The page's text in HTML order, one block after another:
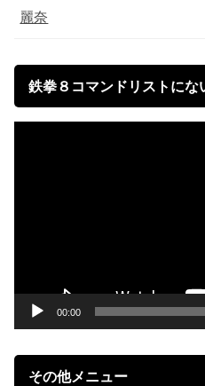
麗奈
鉄拳８コマンドリストにな
00:00
その他メニュー